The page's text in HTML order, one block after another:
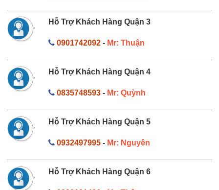
Hỗ Trợ Khách Hàng Quận 3
0901742092- Mr: Thuận
Hỗ Trợ Khách Hàng Quận 4
0835748593- Mr: Quỳnh
Hỗ Trợ Khách Hàng Quận 5
0932497995- Mr: Nguyên
Hỗ Trợ Khách Hàng Quận 6